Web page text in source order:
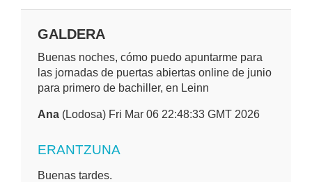
GALDERA
Buenas noches, cómo puedo apuntarme para
las jornadas de puertas abiertas online de junio
para primero de bachiller, en Leinn
Ana (Lodosa) Fri Mar 06 22:48:33 GMT 2026
ERANTZUNA
Buenas tardes.